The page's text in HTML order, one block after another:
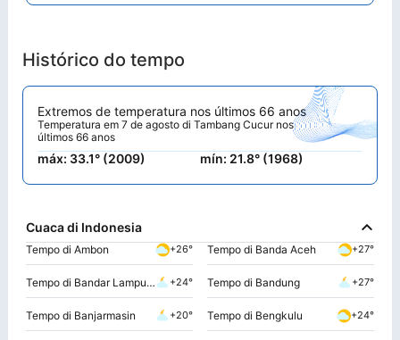
Histórico do tempo
Extremos de temperatura nos últimos 66 anos
Temperatura em 7 de agosto di Tambang Cucur nos
últimos 66 anos
máx: 33.1° (2009) mín: 21.8° (1968)
Cuaca di Indonesia
Tempo di Ambon +26° Tempo di Banda Aceh +27°
Tempo di Bandar Lampung +24° Tempo di Bandung +27°
Tempo di Banjarmasin +20° Tempo di Bengkulu +24°